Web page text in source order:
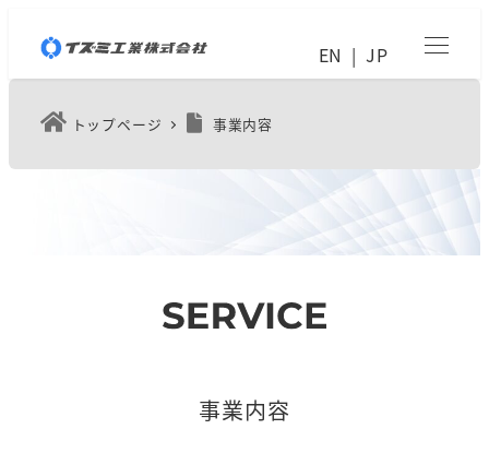
ン
EN JP
トップページ 事業内容
事業内容